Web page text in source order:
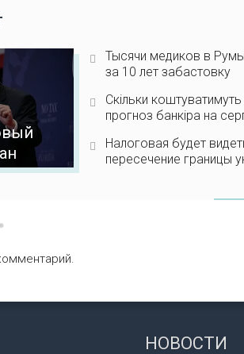
Тысячи медиков в
за 10 лет забастовку
Скільки коштуватимуть
прогноз банкіра на
Налоговая будет
пересечение границы
НОВОСТИ